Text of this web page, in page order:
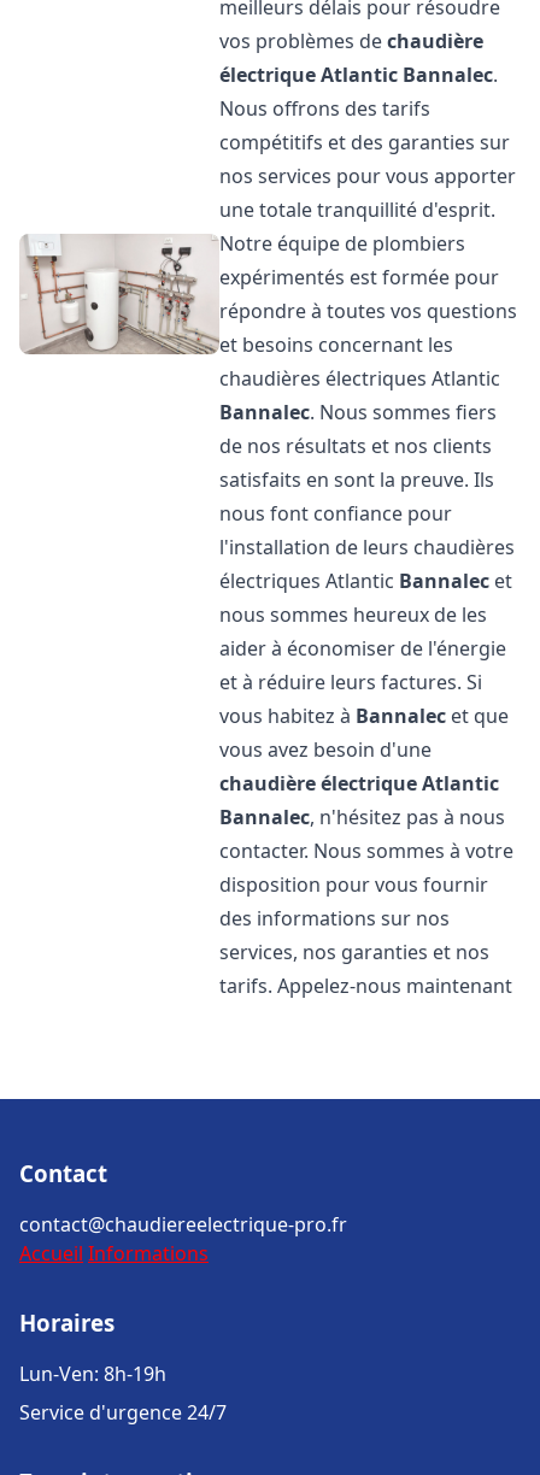
meilleurs délais pour résoudre
vos problèmes dechaudière
électrique Atlantic Bannalec.
Nous offrons des tarifs
compétitifs et des garanties sur
nos services pour vous apporter
une totale tranquillité d'esprit.
Notre équipe de plombiers
expérimentés est formée pour
répondre à toutes vos questions
et besoins concernant les
chaudières électriques Atlantic
Bannalec. Nous sommes fiers
de nos résultats et nos clients
satisfaits en sont la preuve. Ils
nous font confiance pour
l'installation de leurs chaudières
électriques Atlantic Bannalec et
nous sommes heureux de les
aider à économiser de l'énergie
et à réduire leurs factures. Si
vous habitez à Bannalec et que
vous avez besoin d'une
chaudière électrique Atlantic
Bannalec, n'hésitez pas à nous
contacter. Nous sommes à votre
disposition pour vous fournir
des informations sur nos
services, nos garanties et nos
tarifs. Appelez-nous maintenant
Contact
contact@chaudiereelectrique-pro.fr
Accueil Informations
Horaires
Lun-Ven: 8h-19h
Service d'urgence 24/7